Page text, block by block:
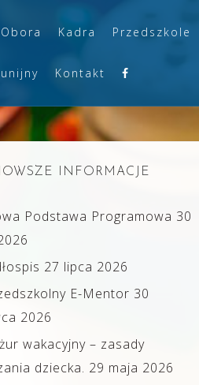
Kadra Przedszkole
Kontakt
INFORMACJE
Podstawa Programowa 30
27 lipca 2026
E-Mentor 30
2026
wakacyjny – zasady
dziecka. 29 maja 2026